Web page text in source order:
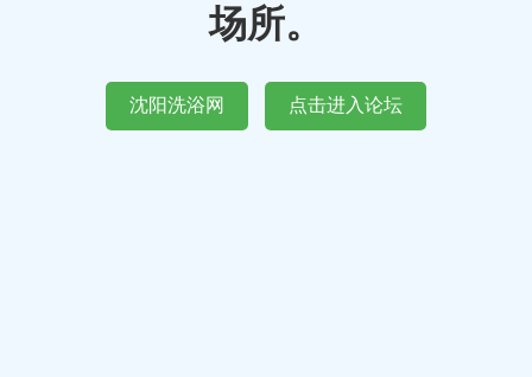
场所。
沈阳洗浴网 点击进入论坛